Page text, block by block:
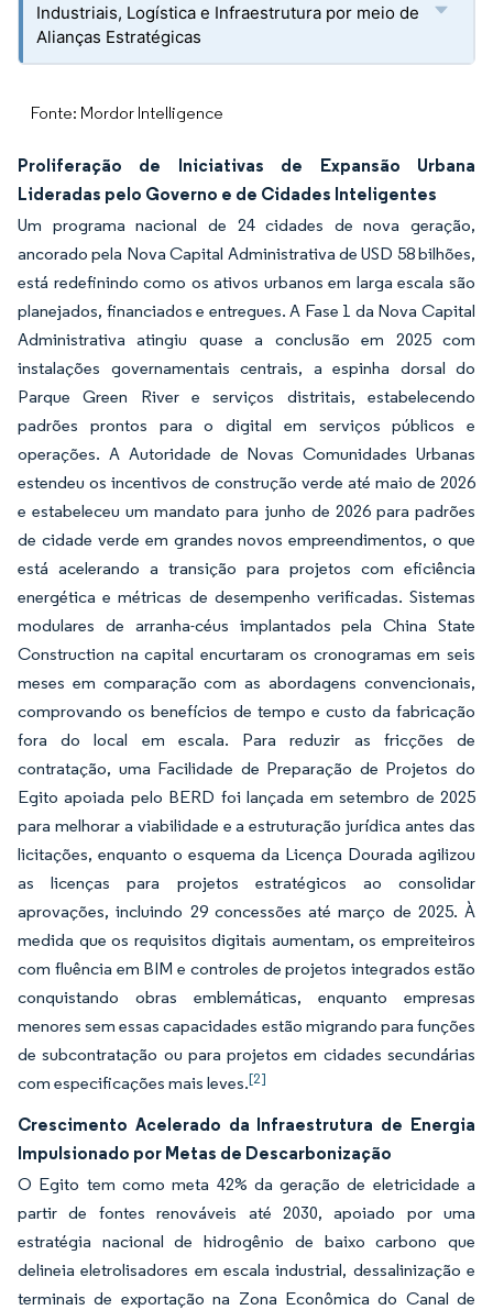
Industriais, Logística e Infraestrutura por meio de
Alianças Estratégicas
Fonte: Mordor Intelligence
Proliferação de Iniciativas de Expansão Urbana
Lideradas pelo Governo e de Cidades Inteligentes
Um programa nacional de 24 cidades de nova geração,
ancorado pela Nova Capital Administrativa de USD 58 bilhões,
está redefinindo como os ativos urbanos em larga escala são
planejados, financiados e entregues. A Fase 1 da Nova Capital
Administrativa atingiu quase a conclusão em 2025 com
instalações governamentais centrais, a espinha dorsal do
Parque Green River e serviços distritais, estabelecendo
padrões prontos para o digital em serviços públicos e
operações. A Autoridade de Novas Comunidades Urbanas
estendeu os incentivos de construção verde até maio de 2026
e estabeleceu um mandato para junho de 2026 para padrões
de cidade verde em grandes novos empreendimentos, o que
está acelerando a transição para projetos com eficiência
energética e métricas de desempenho verificadas. Sistemas
modulares de arranha-céus implantados pela China State
Construction na capital encurtaram os cronogramas em seis
meses em comparação com as abordagens convencionais,
comprovando os benefícios de tempo e custo da fabricação
fora do local em escala. Para reduzir as fricções de
contratação, uma Facilidade de Preparação de Projetos do
Egito apoiada pelo BERD foi lançada em setembro de 2025
para melhorar a viabilidade e a estruturação jurídica antes das
licitações, enquanto o esquema da Licença Dourada agilizou
as licenças para projetos estratégicos ao consolidar
aprovações, incluindo 29 concessões até março de 2025. À
medida que os requisitos digitais aumentam, os empreiteiros
com fluência em BIM e controles de projetos integrados estão
conquistando obras emblemáticas, enquanto empresas
menores sem essas capacidades estão migrando para funções
de subcontratação ou para projetos em cidades secundárias
com especificações mais leves.[2]
Crescimento Acelerado da Infraestrutura de Energia
Impulsionado por Metas de Descarbonização
O Egito tem como meta 42% da geração de eletricidade a
partir de fontes renováveis até 2030, apoiado por uma
estratégia nacional de hidrogênio de baixo carbono que
delineia eletrolisadores em escala industrial, dessalinização e
terminais de exportação na Zona Econômica do Canal de